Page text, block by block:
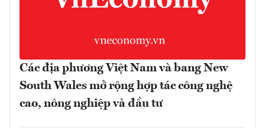
Các địa phương Việt Nam và bang New
South Wales mở rộng hợp tác công nghệ
cao, nông nghiệp và đầu tư